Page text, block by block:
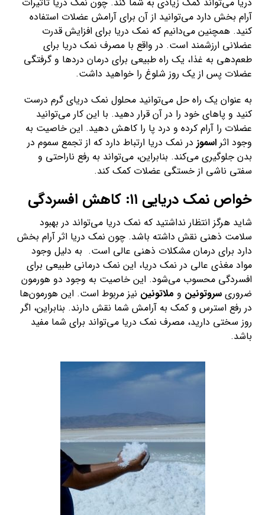
آرام بخش دارد می‌توانید از آن برای آرامش عضلات استفاده
کنید. همچنین می‌دانیم که نمک دریا برای افزایش قدرت
عضلانی ارزشمند است. در واقع با مصرف نمک دریا برای
طعم‌دهی به غذا، یک راه طبیعی برای درمان دردها و گرفتگی
عضلات پس از یک روز شلوغ را خواهید داشت.
به عنوان یک راه حل می‌توانید محلول نمک دریای گرم درست
کنید و پاهای خود را در آن قرار دهید. با این کار می‌توانید
عضلات را آرام کرده و درد پا را کاهش دهید. این خاصیت به
وجود اثراسموز در نمک دریا ارتباط دارد که از تجمع سموم در
بدن جلوگیری می‌کند. بنابراین، می‌تواند به رفع ناراحتی و
سفتی ناشی از خستگی عضلات کمک کند.
خواص نمک دریایی ۱۱: کاهش افسردگی
شاید هرگز انتظار نداشتید که نمک دریا می‌تواند در بهبود
سلامت ذهنی نقش داشته باشد. چون نمک دریا اثر آرام بخش
دارد برای درمان مشکلات ذهنی عالی است. به دلیل وجود
مواد مغذی عالی در نمک دریا، این نمک درمانی طبیعی برای
افسردگی محسوب می‌شود. این خاصیت به وجود دو هورمون
ضروریسروتونین و ملاتونین نیز مربوط است. این هورمون‌ها
در رفع استرس و کمک به آرامش شما نقش دارند. بنابراین، اگر
روز سختی دارید، مصرف نمک دریا می‌تواند برای شما مفید
باشد.